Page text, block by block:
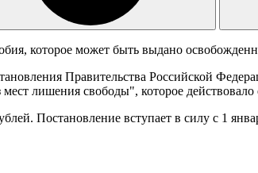
которое может быть выдано
Правительства Российской
лишения свободы", которое действовало
Постановление вступает в силу с 1